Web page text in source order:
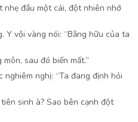
nhẹ đầu một cái, đột nhiên nhớ
Y vội vàng nói: “Bằng hữu của ta
sau đó biến mất.”
nghiêm nghị: “Ta đang định hỏi
sinh à? Sao bên cạnh đột